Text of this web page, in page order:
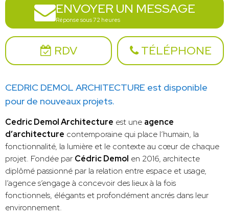
ENVOYER UN MESSAGE
Réponse sous 72 heures
RDV TÉLÉPHONE
CEDRIC DEMOL ARCHITECTURE est disponible
pour de nouveaux projets.
Cedric Demol Architecture est une agence
d’architecture contemporaine qui place l’humain, la
fonctionnalité, la lumière et le contexte au cœur de chaque
projet. Fondée par Cédric Demol en 2016, architecte
diplômé passionné par la relation entre espace et usage,
l’agence s’engage à concevoir des lieux à la fois
fonctionnels, élégants et profondément ancrés dans leur
environnement.